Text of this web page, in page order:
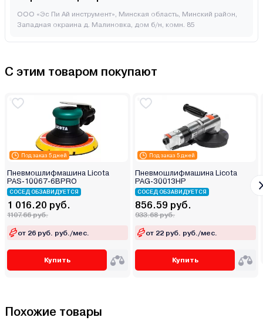
ООО «Эс Пи Ай инструмент», Минская область, Минский район,
Западная окраина д. Малиновка, дом б/н, комн. 85
С этим товаром покупают
Под заказ 5 дней
Пневмошлифмашина Licota
PAS-10067-6BPRO
СОСЕД ОБЗАВИДУЕТСЯ
1 016.20 руб.
1107.66 руб.
от 26 руб. руб./мес.
Купить
Под заказ 5 дней
Пневмошлифмашина Licota
PAG-30013HP
СОСЕД ОБЗАВИДУЕТСЯ
856.59 руб.
933.68 руб.
от 22 руб. руб./мес.
Купить
Похожие товары